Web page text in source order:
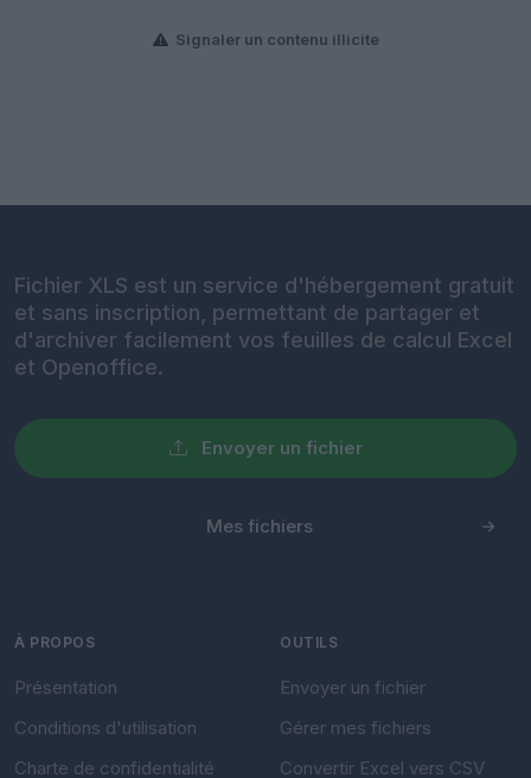
Signaler un contenu illicite
Fichier XLS est un service d'hébergement gratuit
et sans inscription, permettant de partager et
d'archiver facilement vos feuilles de calcul Excel
et Openoffice.
Envoyer un fichier
Mes fichiers
À PROPOS
Présentation
Conditions d'utilisation
Charte de confidentialité
OUTILS
Envoyer un fichier
Gérer mes fichiers
Convertir Excel vers CSV